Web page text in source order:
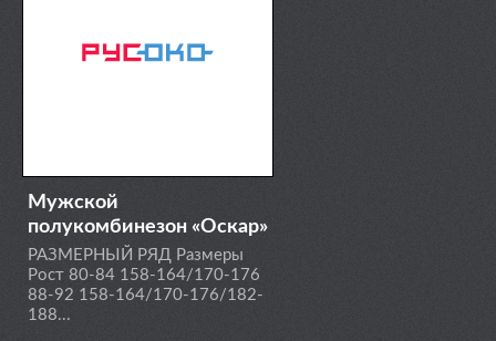
Мужской
полукомбинезон «Оскар»
РАЗМЕРНЫЙ РЯД Размеры
Рост 80-84 158-164/170-176
88-92 158-164/170-176/182-
188...